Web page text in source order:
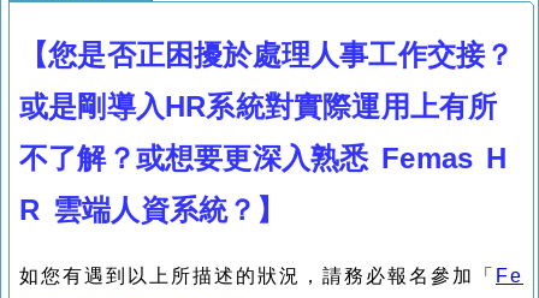
【您是否正困擾於處理人事工作交接？
或是剛導入HR系統對實際運用上有所
不了解？或想要更深入熟悉 Femas H
R 雲端人資系統？】
如您有遇到以上所描述的狀況，請務必報名參加「 Fe